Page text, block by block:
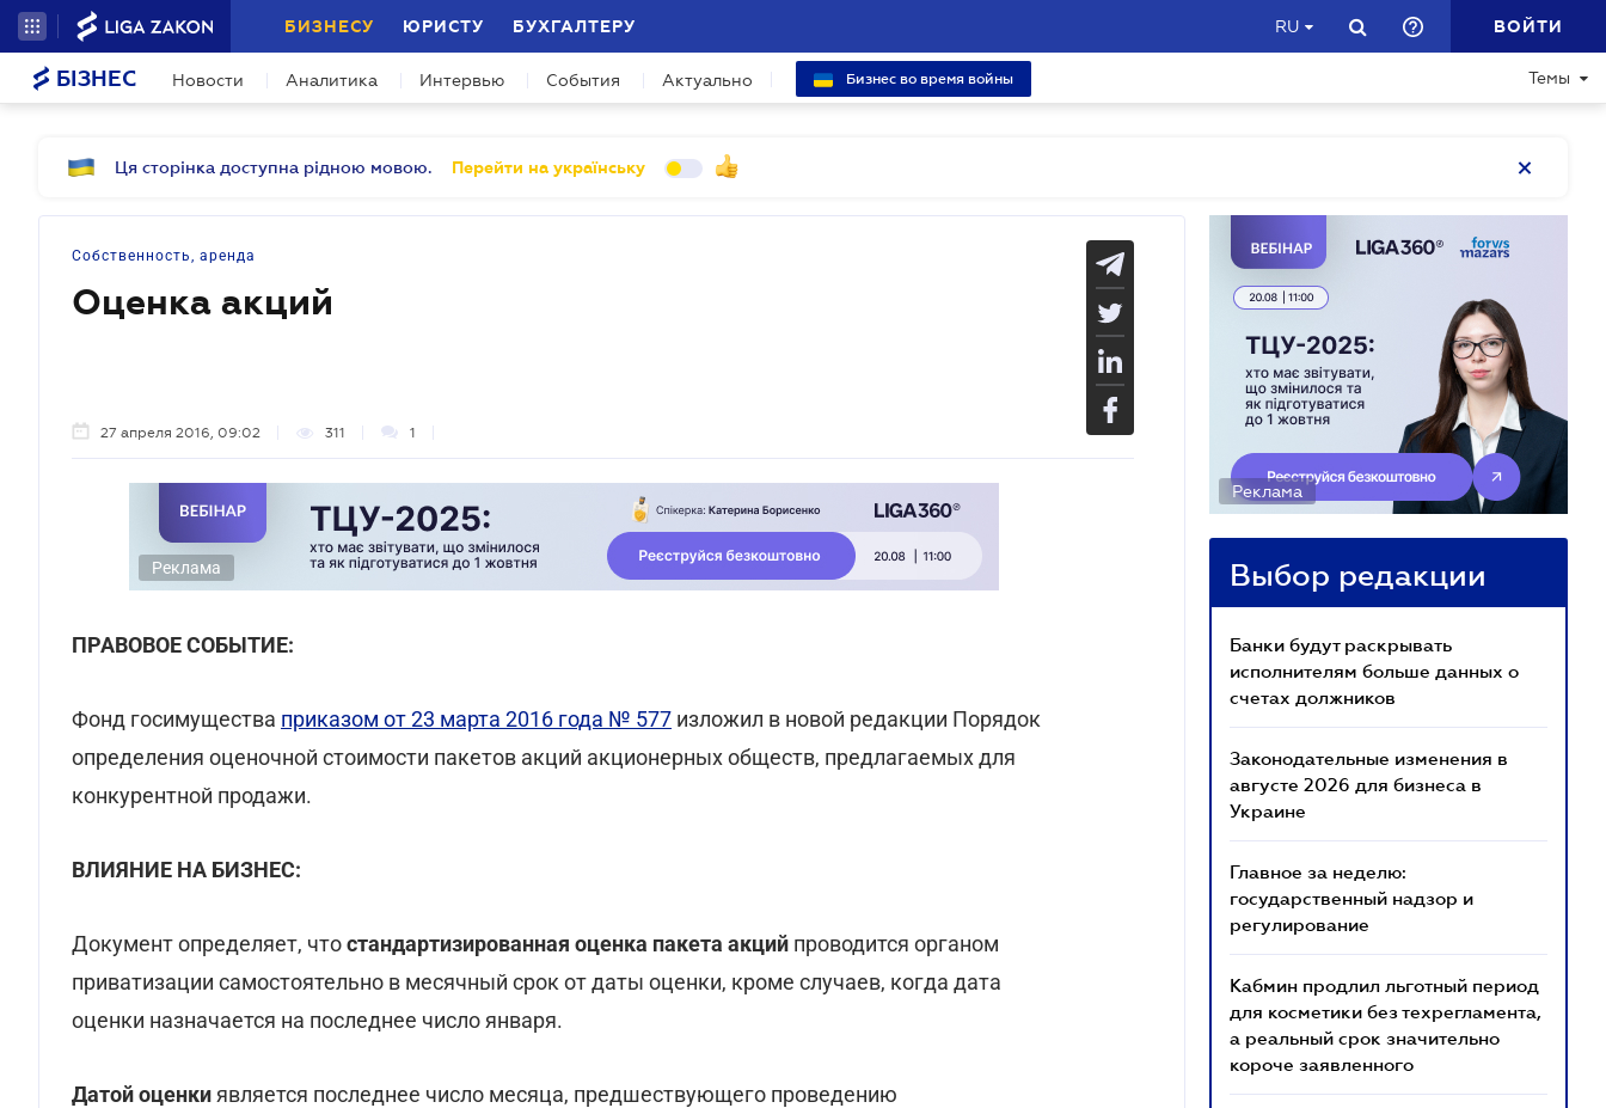
БИЗНЕСУ ЮРИСТУ БУХГАЛТЕРУ RU ВОЙТИ
БІЗНЕС Новости Аналитика Интервью События Актуально Бизнес во время войны Темы
Ця сторінка доступна рідною мовою. Перейти на українську
Собственность, аренда
Оценка акций
27 апреля 2016, 09:02 311 1
Реклама
ПРАВОВОЕ СОБЫТИЕ:
Фонд госимущества приказом от 23 марта 2016 года № 577 изложил в новой редакции Порядок
определения оценочной стоимости пакетов акций акционерных обществ, предлагаемых для
конкурентной продажи.
ВЛИЯНИЕ НА БИЗНЕС:
Документ определяет, чтостандартизированная оценка пакета акций проводится органом
приватизации самостоятельно в месячный срок от даты оценки, кроме случаев, когда дата
оценки назначается на последнее число января.
Датой оценки является последнее число месяца, предшествующего проведению
Реклама
Выбор редакции
Банки будут раскрывать
исполнителям больше данных о
счетах должников
Законодательные изменения в
августе 2026 для бизнеса в
Украине
Главное за неделю:
государственный надзор и
регулирование
Кабмин продлил льготный период
для косметики без техрегламента,
а реальный срок значительно
короче заявленного